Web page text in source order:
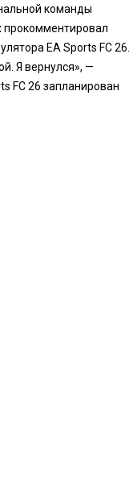
команды
прокомментировал
EA Sports FC 26.
Я вернулся», —
FC 26 запланирован